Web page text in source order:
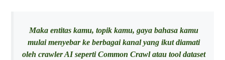
Maka entitas kamu, topik kamu, gaya bahasa kamu
mulai menyebar ke berbagai kanal yang ikut diamati
oleh crawler AI seperti Common Crawl atau tool dataset